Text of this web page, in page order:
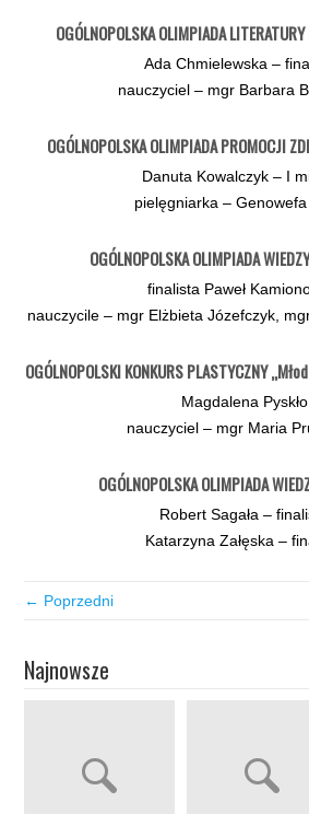
OGÓLNOPOLSKA OLIMPIADA
Ada Chmielewska –
nauczyciel – mgr Barbara
OGÓLNOPOLSKA OLIMPIADA PROMOCJI
Danuta Kowalczyk – I
pielęgniarka –
OGÓLNOPOLSKA OLIMPIADA
finalista Paweł
nauczycile – mgr Elżbieta Józefczyk,
OGÓLNOPOLSKI KONKURS PLASTYCZNY
Magdalena Pyskło
nauczyciel – mgr Maria
OGÓLNOPOLSKA OLIMPIADA
Robert Sagała –
Katarzyna Załęska –
← Poprzedni
Najnowsze